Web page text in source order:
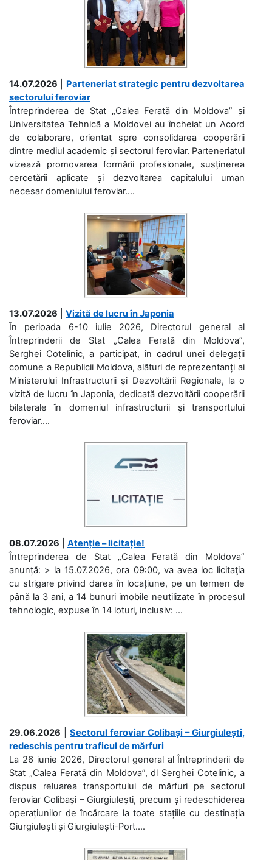
14.07.2026
Parteneriat strategic pentru dezvoltarea
sectorului feroviar
Întreprinderea de Stat „Calea Ferată din Moldova” și
Universitatea Tehnică a Moldovei au încheiat un Acord
de colaborare, orientat spre consolidarea cooperării
dintre mediul academic și sectorul feroviar. Parteneriatul
vizează promovarea formării profesionale, susținerea
cercetării aplicate și dezvoltarea capitalului uman
necesar domeniului feroviar....
13.07.2026
Vizită de lucru în Japonia
În perioada 6-10 iulie 2026, Directorul general al
Întreprinderii de Stat „Calea Ferată din Moldova”,
Serghei Cotelinic, a participat, în cadrul unei delegații
comune a Republicii Moldova, alături de reprezentanți ai
Ministerului Infrastructurii și Dezvoltării Regionale, la o
vizită de lucru în Japonia, dedicată dezvoltării cooperării
bilaterale în domeniul infrastructurii și transportului
feroviar....
08.07.2026
Atenție – licitație!
Întreprinderea de Stat „Calea Ferată din Moldova”
anunță: > la 15.07.2026, ora 09:00, va avea loc licitaţia
cu strigare privind darea în locațiune, pe un termen de
până la 3 ani, a 14 bunuri imobile neutilizate în procesul
tehnologic, expuse în 14 loturi, inclusiv: ...
29.06.2026
Sectorul feroviar Colibași – Giurgiulești,
redeschis pentru traficul de mărfuri
La 26 iunie 2026, Directorul general al Întreprinderii de
Stat „Calea Ferată din Moldova”, dl Serghei Cotelinic, a
dispus reluarea transportului de mărfuri pe sectorul
feroviar Colibași – Giurgiulești, precum și redeschiderea
operațiunilor de încărcare la toate stațiile cu destinația
Giurgiulești și Giurgiulești-Port....